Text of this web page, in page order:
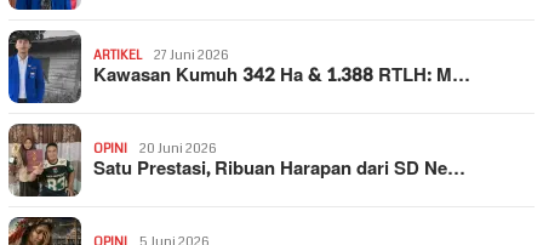
ARTIKEL 27 Juni 2026
Kawasan Kumuh 342 Ha & 1.388 RTLH: M…
OPINI 20 Juni 2026
Satu Prestasi, Ribuan Harapan dari SD Ne…